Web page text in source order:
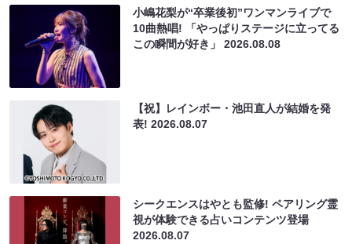
小嶋花梨が“卒業後初”ワンマンライブで
10曲熱唱! 「やっぱりステージに立ってる
この瞬間が好き」2026.08.08
【祝】レインボー・池田直人が結婚を発
表!2026.08.07
シークエンスはやとも監修! ペアリング霊
視が体験できる占いコンテンツ登場
2026.08.07